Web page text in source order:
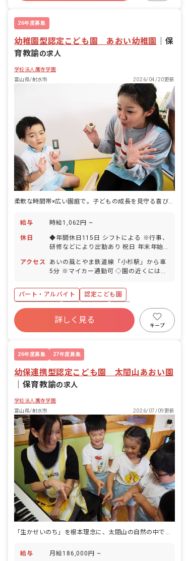
26年度募集
幼稚園型認定こども園 あおい幼稚園
保
育教諭の求人
学校法人鷹寺学園
富山県/射水市
2026/04/20更新
給与 時給1,062円 ~
休日
◆年間休日115日 シフトによる ※行事、
研修などにより出勤あり 祝日 年末年始
アクセス
あいの風とやま鉄道線「小杉駅」から車
5分 ※マイカー通勤可 ◇園の近くにはお
充実しています。
パート・アルバイト
認定こども園
勤務地選択可
社会保険完備
有給
昇給昇進あり
車通勤可
詳しく見る
キープ
26年度募集 27年度募集
幼保連携型認定こども園 太閤山あおい園
保育教諭の求人
学校法人鷹寺学園
富山県/射水市
2026/07/09更新
「生かせいのち」を根本理念に、太閤山の自然の中で子どもの育ちに向き合う認定こども園です。
給与 月給186,000円 ~